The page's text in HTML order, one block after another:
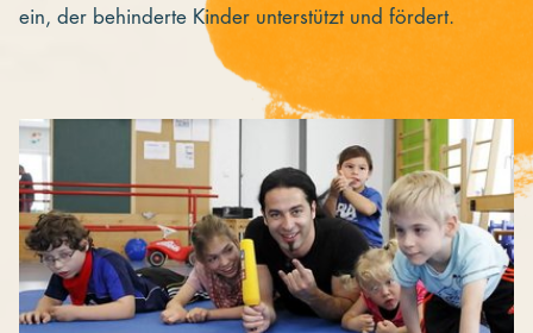
ein, der behinderte Kinder unterstützt und fördert.